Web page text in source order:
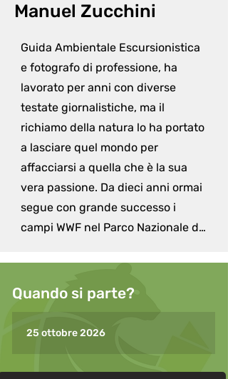
Manuel Zucchini
Guida Ambientale Escursionistica
e fotografo di professione, ha
lavorato per anni con diverse
testate giornalistiche, ma il
richiamo della natura lo ha portato
a lasciare quel mondo per
affacciarsi a quella che è la sua
vera passione. Da dieci anni ormai
segue con grande successo i
campi WWF nel Parco Nazionale del
ragazzi alla scoperta di luoghi
meravigliosi ed incontaminati,
naturalistica, con particolare
Quando si parte?
25 ottobre 2026